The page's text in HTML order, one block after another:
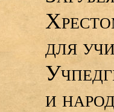
для
и